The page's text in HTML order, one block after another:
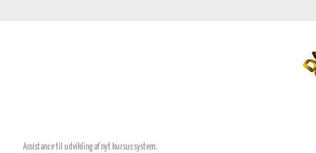
Assistance til udvikling af nyt kursus system.